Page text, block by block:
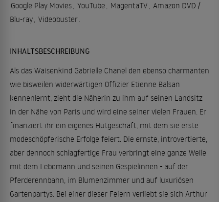
Google Play Movies, YouTube , MagentaTV, Amazon DVD /
Blu-ray, Videobuster.
INHALTSBESCHREIBUNG
Als das Waisenkind Gabrielle Chanel den ebenso charmanten
wie bisweilen widerwärtigen Offizier Etienne Balsan
kennenlernt, zieht die Näherin zu ihm auf seinen Landsitz
in der Nähe von Paris und wird eine seiner vielen Frauen. Er
finanziert ihr ein eigenes Hutgeschäft, mit dem sie erste
modeschöpferische Erfolge feiert. Die ernste, introvertierte,
aber dennoch schlagfertige Frau verbringt eine ganze Weile
mit dem Lebemann und seinen Gespielinnen - auf der
Pferderennbahn, im Blumenzimmer und auf luxuriösen
Gartenpartys. Bei einer dieser Feiern verliebt sie sich Arthur